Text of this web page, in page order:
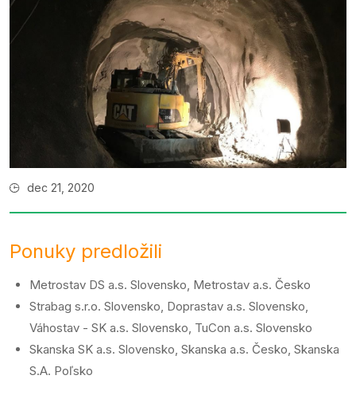
dec 21, 2020
Ponuky predložili
Metrostav DS a.s. Slovensko, Metrostav a.s. Česko
Strabag s.r.o. Slovensko, Doprastav a.s. Slovensko,
Váhostav - SK a.s. Slovensko, TuCon a.s. Slovensko
Skanska SK a.s. Slovensko, Skanska a.s. Česko, Skanska
S.A. Poľsko